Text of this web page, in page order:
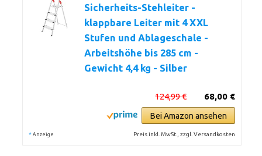
Sicherheits-Stehleiter -
klappbare Leiter mit 4 XXL
Stufen und Ablageschale -
Arbeitshöhe bis 285 cm -
Gewicht 4,4 kg - Silber
68,00 €
124,99 €
Bei Amazon ansehen
* Anzeige Preis inkl. MwSt., zzgl. Versandkosten